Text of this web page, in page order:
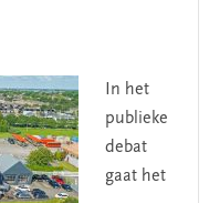
In het
publieke
debat
gaat het